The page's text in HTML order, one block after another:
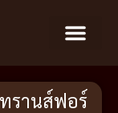
รานส์ฟอร์